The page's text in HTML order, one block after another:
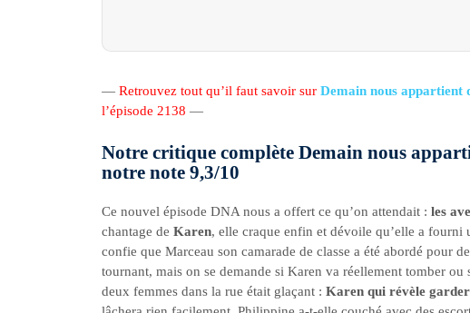
— Retrouvez tout qu’il faut savoir sur Demain nous appartient
l’épisode 2138 —
Notre critique complète Demain nous
notre note 9,3/10
Ce nouvel épisode DNA nous a offert ce qu’on attendait : les
chantage de Karen, elle craque enfin et dévoile qu’elle a
confie que Marceau son camarade de classe a été abordé pour
tournant, mais on se demande si Karen va réellement tomber
deux femmes dans la rue était glaçant : Karen qui révèle